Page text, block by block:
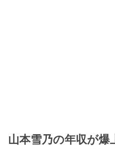
山本雪乃の年収が